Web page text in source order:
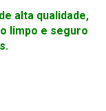
alta qualidade,
limpo e seguro